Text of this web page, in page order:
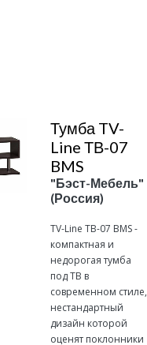
Тумба TV-
Line ТВ-07
BMS
"Бэст-Мебель"
(Россия)
TV-Line ТВ-07 BMS -
компактная и
недорогая тумба
под ТВ в
современном стиле,
нестандартный
дизайн которой
оценят поклонники